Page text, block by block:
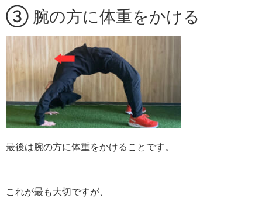
③ 腕の方に体重をかける
最後は腕の方に体重をかけることです。
これが最も大切ですが、